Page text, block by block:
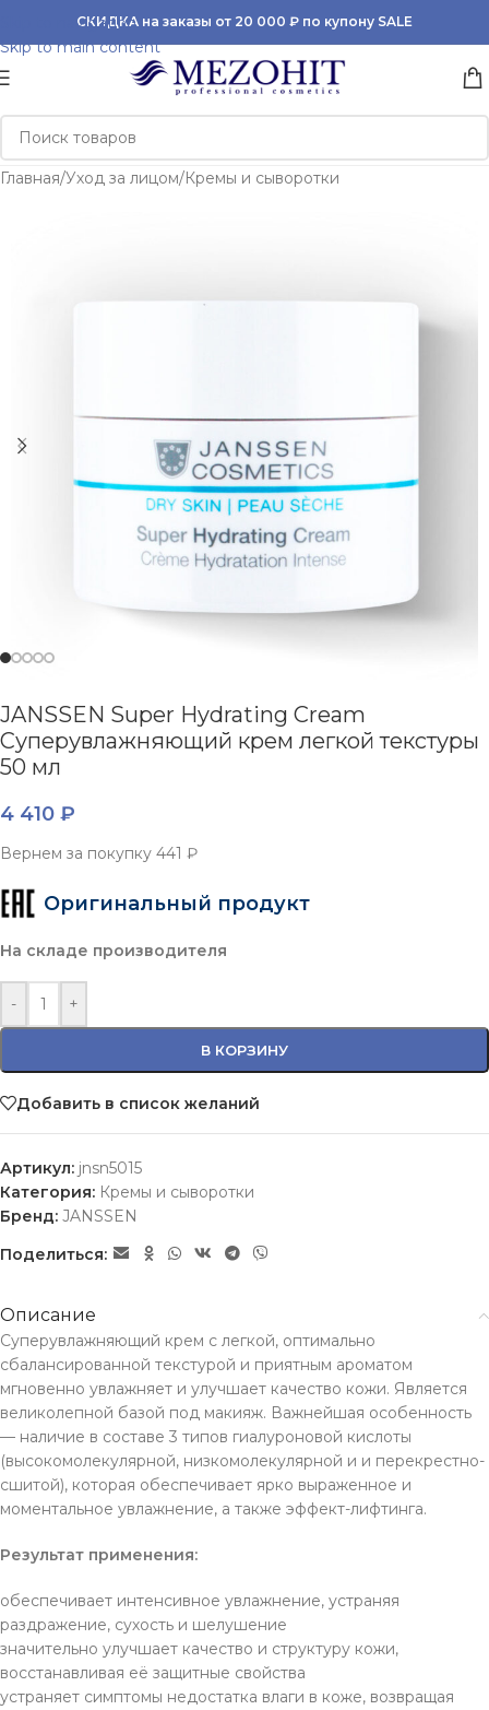
Skip to navigation
Skip to main content
СКИДКА на заказы от 20 000 ₽ по купону SALE
Главная/Уход за лицом/Кремы и сыворотки
JANSSEN Super Hydrating Cream
Суперувлажняющий крем легкой текстуры
50 мл
4 410 ₽
Вернем за покупку 441 ₽
Оригинальный продукт
На складе производителя
- +
В КОРЗИНУ
Добавить в список желаний
Артикул: jnsn5015
Категория: Кремы и сыворотки
Бренд: JANSSEN
Поделиться:
Описание
Суперувлажняющий крем с легкой, оптимально
сбалансированной текстурой и приятным ароматом
мгновенно увлажняет и улучшает качество кожи. Является
великолепной базой под макияж. Важнейшая особенность
— наличие в составе 3 типов гиалуроновой кислоты
(высокомолекулярной, низкомолекулярной и и перекрестно-
сшитой), которая обеспечивает ярко выраженное и
моментальное увлажнение, а также эффект-лифтинга.
Результат применения:
обеспечивает интенсивное увлажнение, устраняя
раздражение, сухость и шелушение
значительно улучшает качество и структуру кожи,
восстанавливая её защитные свойства
устраняет симптомы недостатка влаги в коже, возвращая